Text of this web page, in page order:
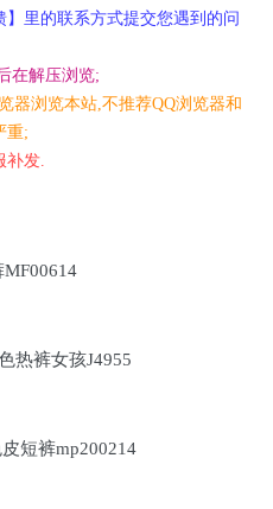
里的联系方式提交您遇到的问
在解压浏览;
器浏览本站,不推荐QQ浏览器和
重;
发.
热裤女孩J4955
短裤mp200214